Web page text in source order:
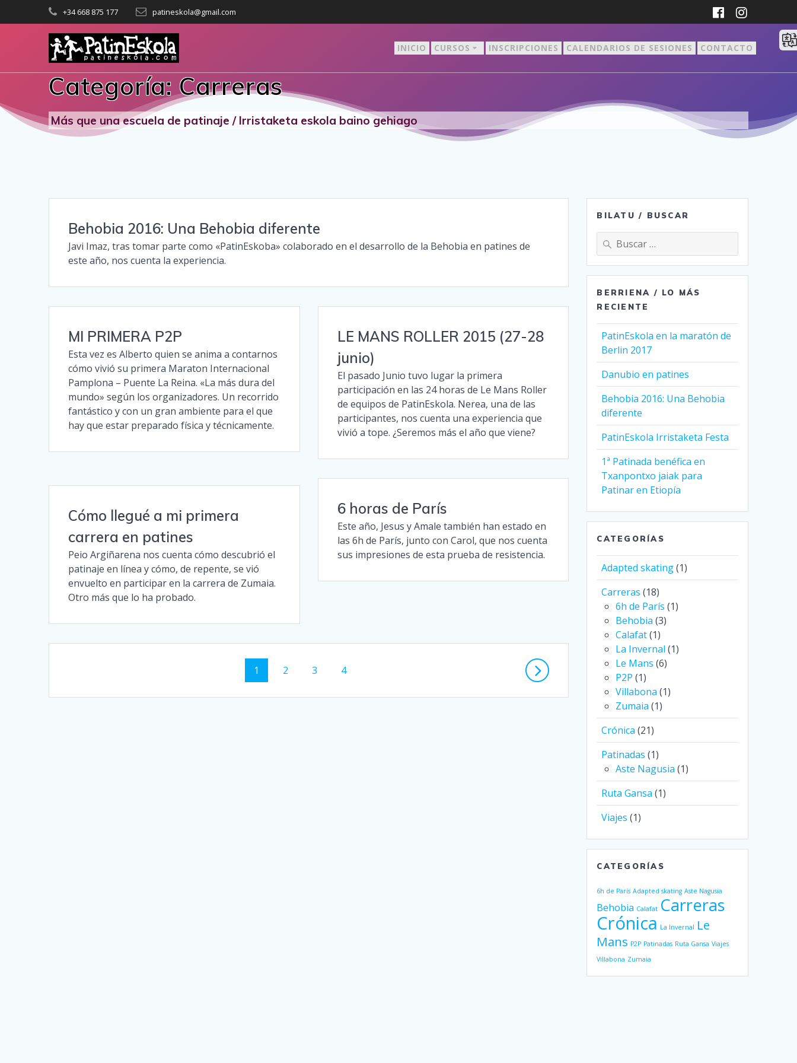
al
+34 668 875 177 patineskola@gmail.com
INICIO CURSOS INSCRIPCIONES CALENDARIOS DE SESIONES CONTACTO
Categoría: Carreras
Más que una escuela de patinaje / Irristaketa eskola baino gehiago
Behobia 2016: Una Behobia diferente
Javi Imaz, tras tomar parte como «PatinEskoba» colaborado en el desarrollo de la Behobia en patines de
este año, nos cuenta la experiencia.
MI PRIMERA P2P
Esta vez es Alberto quien se anima a contarnos
cómo vivió su primera Maraton Internacional
Pamplona – Puente La Reina. «La más dura del
mundo» según los organizadores. Un recorrido
fantástico y con un gran ambiente para el que
hay que estar preparado física y técnicamente.
LE MANS ROLLER 2015 (27-28
junio)
El pasado Junio tuvo lugar la primera
participación en las 24 horas de Le Mans Roller
de equipos de PatinEskola. Nerea, una de las
participantes, nos cuenta una experiencia que
vivió a tope. ¿Seremos más el año que viene?
6 horas de París
Este año, Jesus y Amale también han estado en
las 6h de París, junto con Carol, que nos cuenta
sus impresiones de esta prueba de resistencia.
Cómo llegué a mi primera
carrera en patines
Peio Argiñarena nos cuenta cómo descubrió el
patinaje en línea y cómo, de repente, se vió
envuelto en participar en la carrera de Zumaia.
Otro más que lo ha probado.
Página
1 Página
2 Página
3 Página
4
BILATU / BUSCAR
Buscar:
BERRIENA / LO MÁS
RECIENTE
PatinEskola en la maratón de
Berlin 2017
Danubio en patines
Behobia 2016: Una Behobia
diferente
PatinEskola Irristaketa Festa
1ª Patinada benéfica en
Txanpontxo jaiak para
Patinar en Etiopía
CATEGORÍAS
Adapted skating(1)
Carreras (18)
6h de París (1)
Behobia (3)
Calafat(1)
La Invernal (1)
Le Mans (6)
P2P (1)
Villabona (1)
Zumaia (1)
Crónica (21)
Patinadas (1)
Aste Nagusia (1)
Ruta Gansa (1)
Viajes (1)
CATEGORÍAS
6h de París Adapted skating Aste Nagusia
Behobia Calafat Carreras
Crónica La Invernal Le
Mans P2P Patinadas Ruta Gansa Viajes
Villabona Zumaia